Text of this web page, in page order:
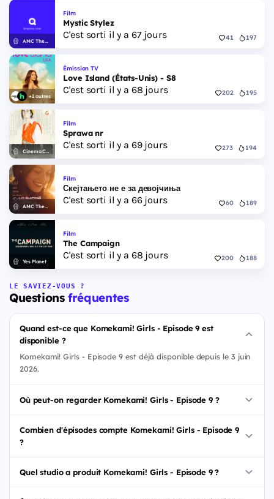
AMC Theatres
Film
Mystic Stylez
C'est sorti il y a 67 jours 41 197
+2 autres
Émission TV
Love Island (États-Unis) - S8
C'est sorti il y a 68 jours 202 195
Cinema City
Film
Sprawa nr
C'est sorti il y a 69 jours 273 194
AMC Theatres
Film
Скејтањето не е за девојчиња
C'est sorti il y a 66 jours 60 189
Yes Planet
Film
The Campaign
C'est sorti il y a 68 jours 200 188
LE SAVIEZ-VOUS ?
Questionsfréquentes
Quand est-ce que Komekami! Girls - Episode 9 est
disponible ?
Komekami! Girls - Episode 9 est déjà disponible depuis le 3 juin
2026.
Où peut-on regarder Komekami! Girls - Episode 9 ?
Combien d'épisodes compte Komekami! Girls - Episode 9
?
Quel studio a produit Komekami! Girls - Episode 9 ?